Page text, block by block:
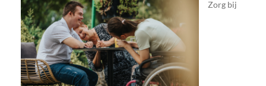
Zorg bij